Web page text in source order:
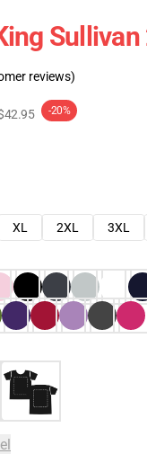
reviews)
-20%
XL 2XL 3XL